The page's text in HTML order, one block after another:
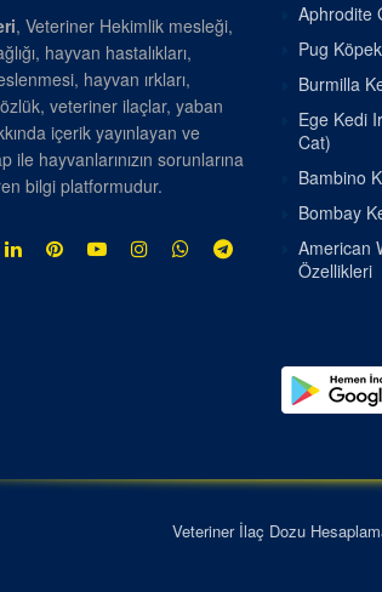
, Veteriner Hekimlik mesleği,
hayvan hastalıkları,
hayvan ırkları,
veteriner ilaçlar, yaban
içerik yayınlayan ve
ile hayvanlarınızın sorunlarına
bilgi platformudur.
Aphrodite
Pug
Burmilla
Ege Kedi
Cat)
Bambino
Bombay
American
Özellikleri
Veteriner İlaç Dozu